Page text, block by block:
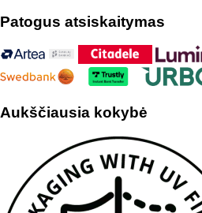
Patogus atsiskaitymas
Aukščiausia kokybė